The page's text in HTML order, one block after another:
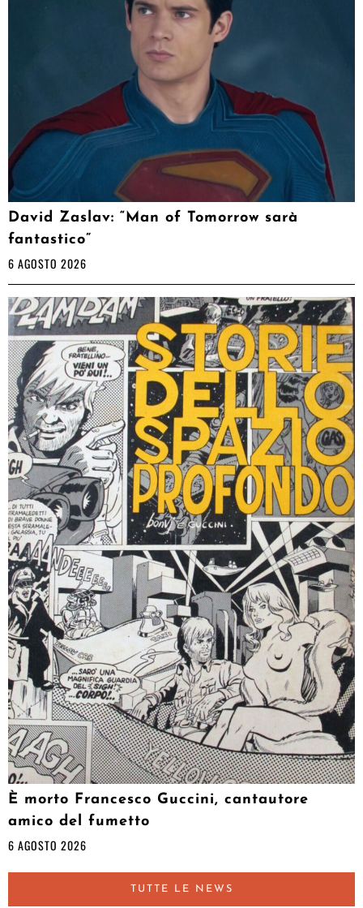
David Zaslav: “Man of Tomorrow sarà
fantastico”
6 AGOSTO 2026
È morto Francesco Guccini, cantautore
amico del fumetto
6 AGOSTO 2026
TUTTE LE NEWS